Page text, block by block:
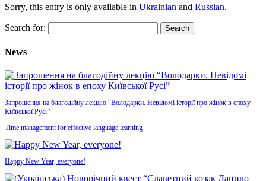
Sorry, this entry is only available in Ukrainian and Russian.
Search for:
News
Запрошення на благодійну лекцію “Володарки. Невідомі історії про жінок в епоху
Київської Русі”
Time management for effective language learning
Happy New Year, everyone!